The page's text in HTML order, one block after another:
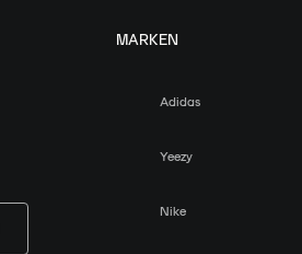
MARKEN
Adidas
Yeezy
Nike